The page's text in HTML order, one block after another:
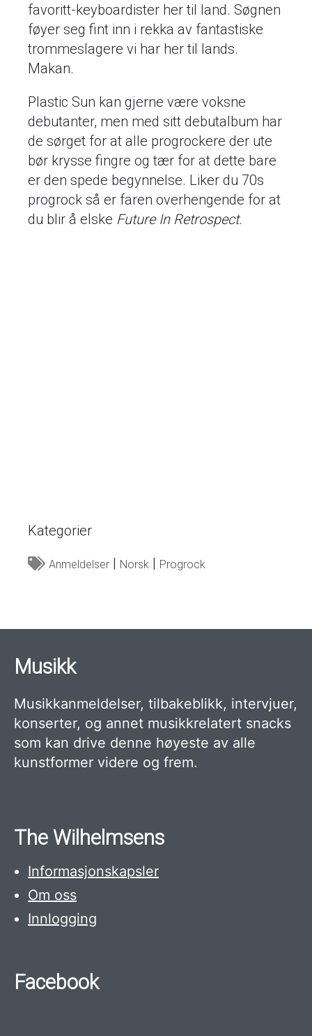
favoritt-keyboardister her til land. Søgnen
føyer seg fint inn i rekka av fantastiske
trommeslagere vi har her til lands.
Makan.
Plastic Sun kan gjerne være voksne
debutanter, men med sitt debutalbum har
de sørget for at alle progrockere der ute
bør krysse fingre og tær for at dette bare
er den spede begynnelse. Liker du 70s
progrock så er faren overhengende for at
du blir å elske Future In Retrospect.
Kategorier
Anmeldelser Norsk Progrock
Musikk
Musikkanmeldelser, tilbakeblikk, intervjuer,
konserter, og annet musikkrelatert snacks
som kan drive denne høyeste av alle
kunstformer videre og frem.
The Wilhelmsens
Informasjonskapsler
Om oss
Innlogging
Facebook